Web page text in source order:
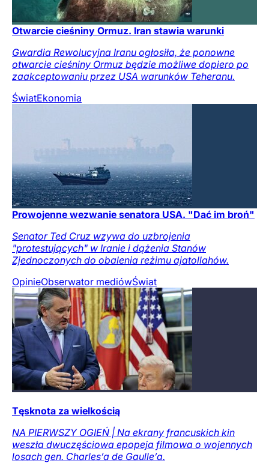
Otwarcie cieśniny Ormuz. Iran stawia warunki
Gwardia Rewolucyjna Iranu ogłosiła, że ponowne
otwarcie cieśniny Ormuz będzie możliwe dopiero po
zaakceptowaniu przez USA warunków Teheranu.
ŚwiatEkonomia
Prowojenne wezwanie senatora USA. "Dać im broń"
Senator Ted Cruz wzywa do uzbrojenia
"protestujących" w Iranie i dążenia Stanów
Zjednoczonych do obalenia reżimu ajatollahów.
OpinieObserwator mediówŚwiat
Tęsknota za wielkością
NA PIERWSZY OGIEŃ | Na ekrany francuskich kin
weszła dwuczęściowa epopeja filmowa o wojennych
losach gen. Charles’a de Gaulle’a.